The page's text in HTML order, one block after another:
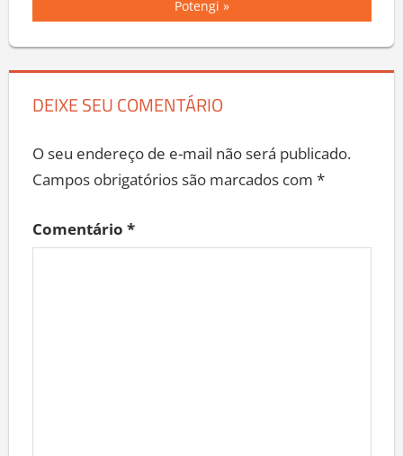
Potengi
DEIXE SEU COMENTÁRIO
O seu endereço de e-mail não será publicado.
Campos obrigatórios são marcados com *
Comentário *